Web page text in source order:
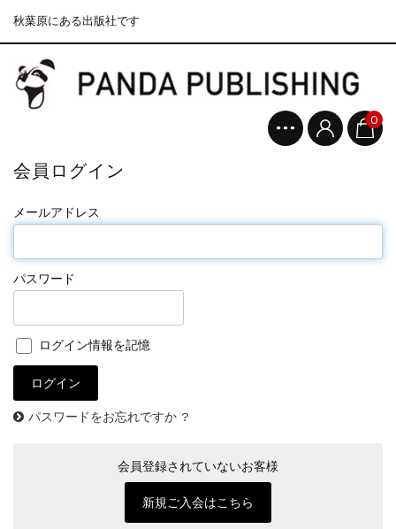
秋葉原にある出版社です
0
会員ログイン
メールアドレス
パスワード
ログイン情報を記憶
パスワードをお忘れですか ?
会員登録されていないお客様
新規ご入会はこちら